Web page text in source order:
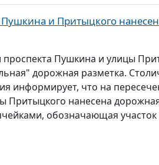
Пушкина и Притыцкого
проспекта Пушкина и улицы
дорожная разметка.
информирует, что на
Притыцкого нанесена
обозначающая участок